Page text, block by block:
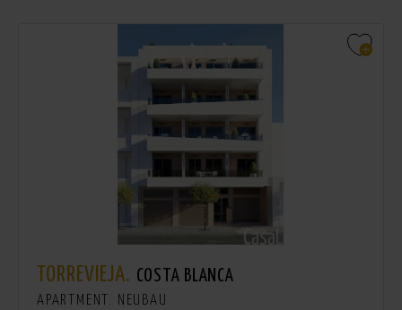
TORREVIEJA. COSTA BLANCA
APARTMENT. NEUBAU